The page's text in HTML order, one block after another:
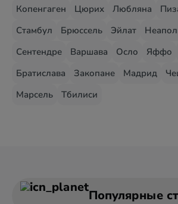
Копенгаген
Цюрих Любляна
Стамбул
Брюссель Эйлат
Сентендре
Варшава Осло Яффо
Братислава
Закопане Мадрид
Марсель
Тбилиси
Популярные